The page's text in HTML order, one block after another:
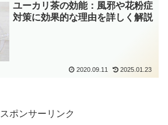
ユーカリ茶の効能：風邪や花粉症
対策に効果的な理由を詳しく解説
2020.09.11 2025.01.23
スポンサーリンク